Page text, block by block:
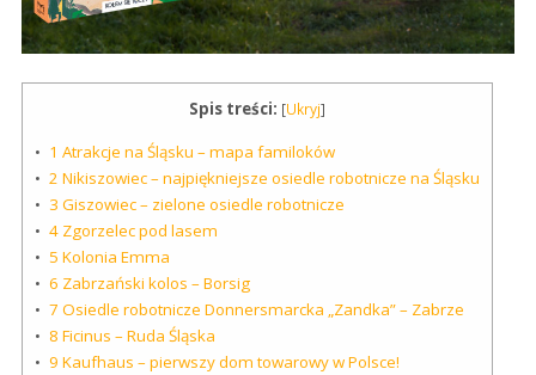
Spis treści: [Ukryj]
1 Atrakcje na Śląsku – mapa familoków
2 Nikiszowiec – najpiękniejsze osiedle robotnicze na Śląsku
3 Giszowiec – zielone osiedle robotnicze
4 Zgorzelec pod lasem
5 Kolonia Emma
6 Zabrzański kolos – Borsig
7 Osiedle robotnicze Donnersmarcka „Zandka” – Zabrze
8 Ficinus – Ruda Śląska
9 Kaufhaus – pierwszy dom towarowy w Polsce!